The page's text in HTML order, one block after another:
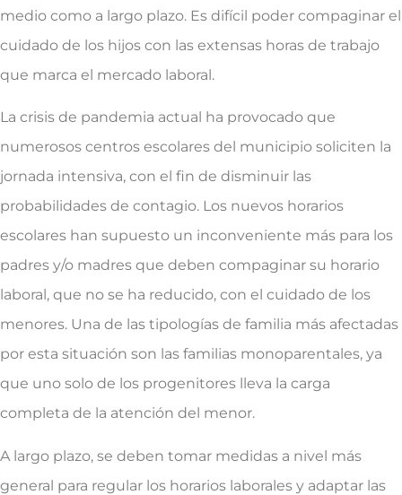
medio como a largo plazo. Es difícil poder compaginar el
cuidado de los hijos con las extensas horas de trabajo
que marca el mercado laboral.
La crisis de pandemia actual ha provocado que
numerosos centros escolares del municipio soliciten la
jornada intensiva, con el fin de disminuir las
probabilidades de contagio. Los nuevos horarios
escolares han supuesto un inconveniente más para los
padres y/o madres que deben compaginar su horario
laboral, que no se ha reducido, con el cuidado de los
menores. Una de las tipologías de familia más afectadas
por esta situación son las familias monoparentales, ya
que uno solo de los progenitores lleva la carga
completa de la atención del menor.
A largo plazo, se deben tomar medidas a nivel más
general para regular los horarios laborales y adaptar las